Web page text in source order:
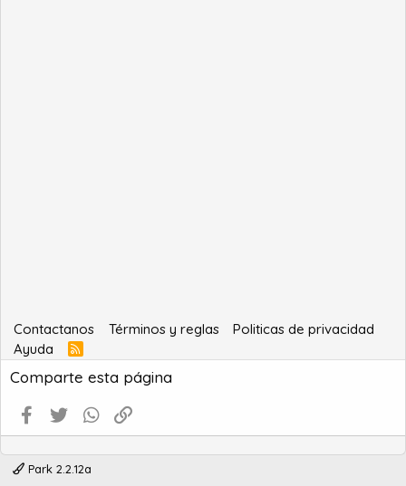
Contactanos Términos y reglas
Politicas de privacidad
Ayuda
R
S
S
Comparte esta página
Facebook
Twitter WhatsApp
Park 2.2.12a